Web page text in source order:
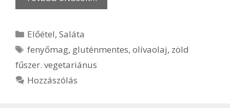
Kategória
Előétel,Saláta
Címkék
fenyőmag, gluténmentes,olívaolaj, zöld
fűszer. vegetariánus
Hozzászólás